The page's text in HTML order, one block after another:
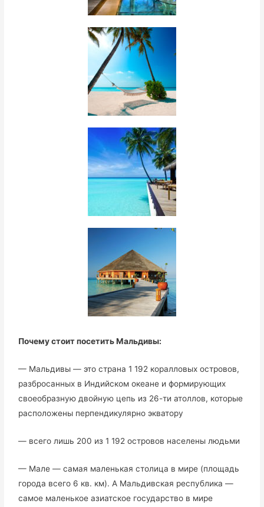
Почему стоит посетить Мальдивы:
— Мальдивы — это страна 1 192 коралловых островов,
разбросанных в Индийском океане и формирующих
своеобразную двойную цепь из 26-ти атоллов, которые
расположены перпендикулярно экватору
— всего лишь 200 из 1 192 островов населены людьми
— Мале — самая маленькая столица в мире (площадь
города всего 6 кв. км). А Мальдивская республика —
самое маленькое азиатское государство в мире